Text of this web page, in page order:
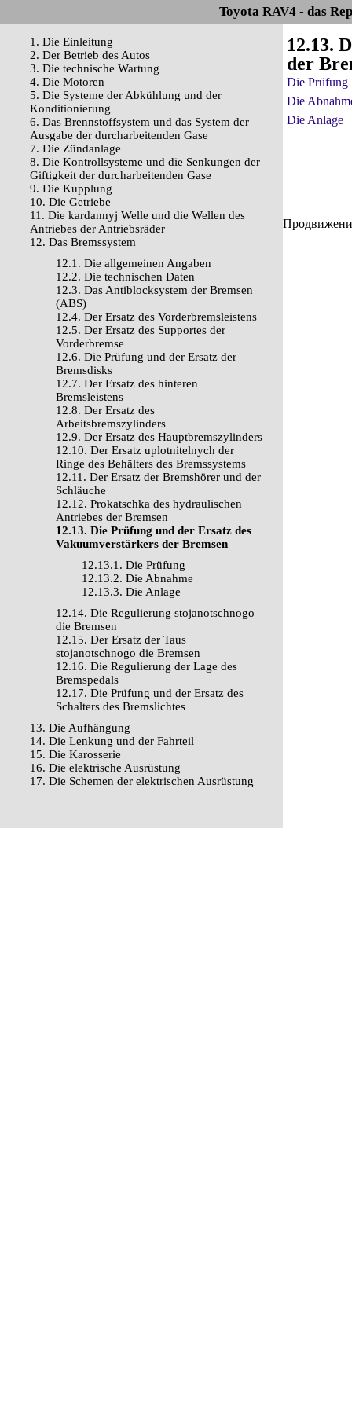
Toyota RAV4 - das
1. Die Einleitung
2. Der Betrieb des Autos
3. Die technische Wartung
4. Die Motoren
5. Die Systeme der Abkühlung und der
Konditionierung
6. Das Brennstoffsystem und das System der
Ausgabe der durcharbeitenden Gase
7. Die Zündanlage
8. Die Kontrollsysteme und die Senkungen der
Giftigkeit der durcharbeitenden Gase
9. Die Kupplung
10. Die Getriebe
11. Die kardannyj Welle und die Wellen des
Antriebes der Antriebsräder
12. Das Bremssystem
12.1. Die allgemeinen Angaben
12.2. Die technischen Daten
12.3. Das Antiblocksystem der Bremsen
(ABS)
12.4. Der Ersatz des Vorderbremsleistens
12.5. Der Ersatz des Supportes der
Vorderbremse
12.6. Die Prüfung und der Ersatz der
Bremsdisks
12.7. Der Ersatz des hinteren
Bremsleistens
12.8. Der Ersatz des
Arbeitsbremszylinders
12.9. Der Ersatz des Hauptbremszylinders
12.10. Der Ersatz uplotnitelnych der
Ringe des Behälters des Bremssystems
12.11. Der Ersatz der Bremshörer und der
Schläuche
12.12. Prokatschka des hydraulischen
Antriebes der Bremsen
12.13. Die Prüfung und der Ersatz des
Vakuumverstärkers der Bremsen
12.13.1. Die Prüfung
12.13.2. Die Abnahme
12.13.3. Die Anlage
12.14. Die Regulierung stojanotschnogo
die Bremsen
12.15. Der Ersatz der Taus
stojanotschnogo die Bremsen
12.16. Die Regulierung der Lage des
Bremspedals
12.17. Die Prüfung und der Ersatz des
Schalters des Bremslichtes
13. Die Aufhängung
14. Die Lenkung und der Fahrteil
15. Die Karosserie
16. Die elektrische Ausrüstung
17. Die Schemen der elektrischen Ausrüstung
12.13.
der
Die Prüfung
Die
Die Anlage